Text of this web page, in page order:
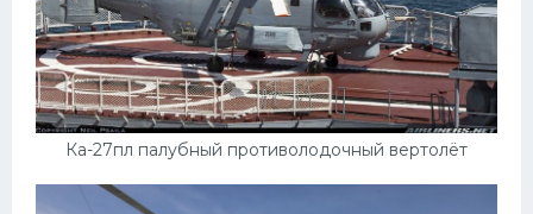
Ка-27пл палубный противолодочный вертолёт